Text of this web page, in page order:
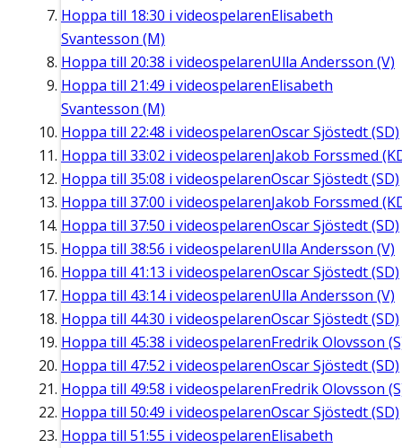
Hoppa till 18:30 i videospelarenElisabeth
Svantesson (M)
Hoppa till 20:38 i videospelarenUlla Andersson (V)
Hoppa till 21:49 i videospelarenElisabeth
Svantesson (M)
Hoppa till 22:48 i videospelarenOscar Sjöstedt (SD)
Hoppa till 33:02 i videospelarenJakob Forssmed
Hoppa till 35:08 i videospelarenOscar Sjöstedt (SD)
Hoppa till 37:00 i videospelarenJakob Forssmed
Hoppa till 37:50 i videospelarenOscar Sjöstedt (SD)
Hoppa till 38:56 i videospelarenUlla Andersson (V)
Hoppa till 41:13 i videospelarenOscar Sjöstedt (SD)
Hoppa till 43:14i videospelarenUlla Andersson (V)
Hoppa till 44:30 i videospelarenOscar Sjöstedt (SD)
Hoppa till 45:38 i videospelarenFredrik Olovsson
Hoppa till 47:52 i videospelarenOscar Sjöstedt (SD)
Hoppa till 49:58 i videospelarenFredrik Olovsson
Hoppa till 50:49 i videospelarenOscar Sjöstedt (SD)
Hoppa till 51:55 i videospelarenElisabeth